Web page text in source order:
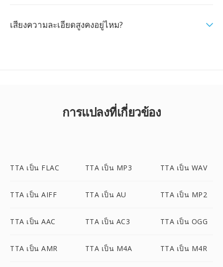
เสียงความละเอียดสูงคงอยู่ไหม?
การแปลงที่เกี่ยวข้อง
TTA เป็น FLAC TTA เป็น MP3 TTA เป็น WAV
TTA เป็น AIFF TTA เป็น AU TTA เป็น MP2
TTA เป็น AAC TTA เป็น AC3 TTA เป็น OGG
TTA เป็น AMR TTA เป็น M4A TTA เป็น M4R